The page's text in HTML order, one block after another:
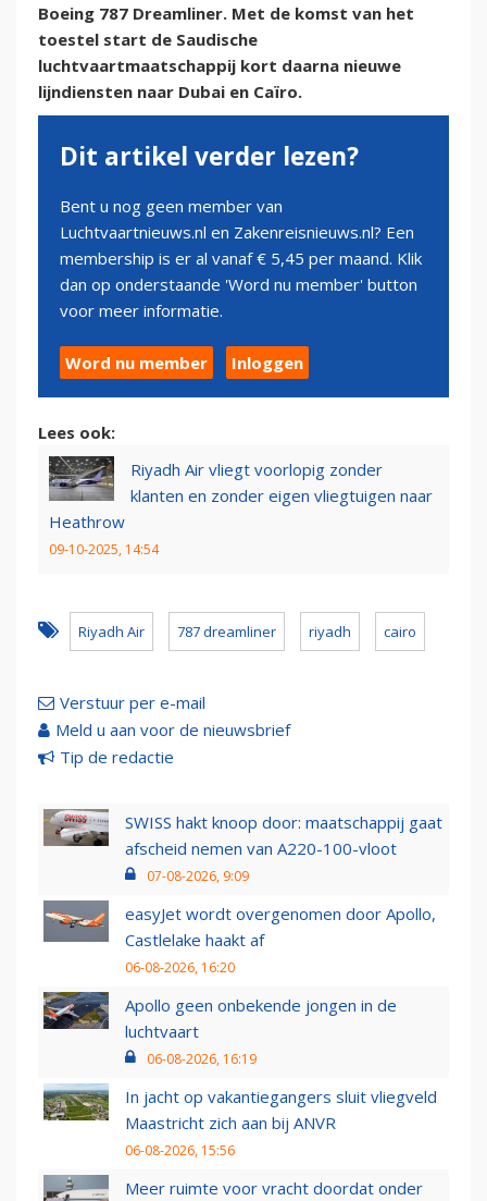
Boeing 787 Dreamliner. Met de komst van het
toestel start de Saudische
luchtvaartmaatschappij kort daarna nieuwe
lijndiensten naar Dubai en Caïro.
Dit artikel verder lezen?
Bent u nog geen member van
Luchtvaartnieuws.nl en Zakenreisnieuws.nl? Een
membership is er al vanaf € 5,45 per maand. Klik
dan op onderstaande 'Word nu member' button
voor meer informatie.
Word nu member Inloggen
Lees ook:
Riyadh Air vliegt voorlopig zonder
klanten en zonder eigen vliegtuigen naar
Heathrow
09-10-2025, 14:54
Riyadh Air 787 dreamliner riyadh cairo
Verstuur per e-mail
Meld u aan voor de nieuwsbrief
Tip de redactie
SWISS hakt knoop door: maatschappij gaat
afscheid nemen van A220-100-vloot
07-08-2026, 9:09
easyJet wordt overgenomen door Apollo,
Castlelake haakt af
06-08-2026, 16:20
Apollo geen onbekende jongen in de
luchtvaart
06-08-2026, 16:19
In jacht op vakantiegangers sluit vliegveld
Maastricht zich aan bij ANVR
06-08-2026, 15:56
Meer ruimte voor vracht doordat onder